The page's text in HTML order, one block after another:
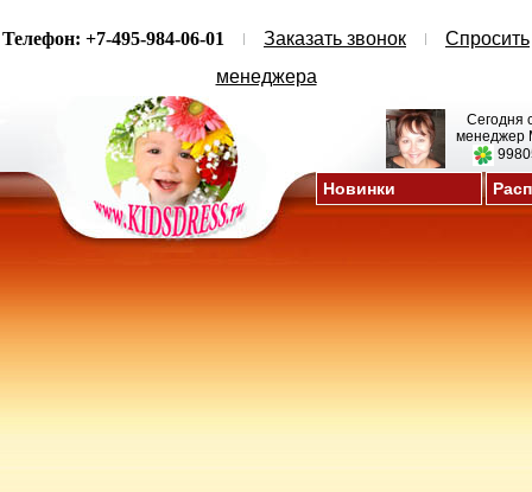
Телефон: +7-495-984-06-01 Заказать звонок
Спросить
менеджера
Сегодня
менеджер
Новинки